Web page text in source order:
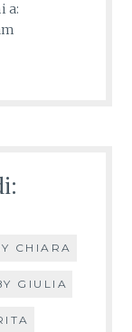
a:
CHIARA
GIULIA